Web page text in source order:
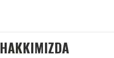
HAKKIMIZDA